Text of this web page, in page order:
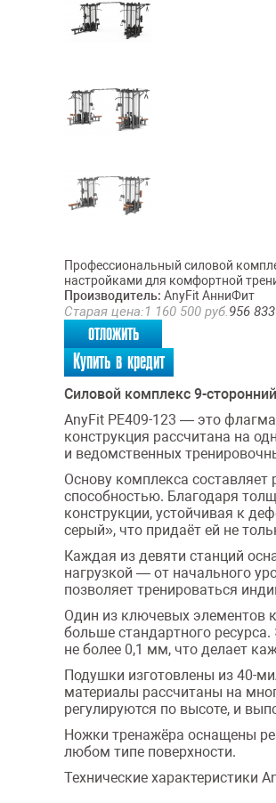
Профессиональный силовой
настройками для комфортной
Производитель: AnyFit АнниФит
Старая цена:1 160 500 руб.956 833
отложить
Купить в кредит
Силовой комплекс 9-
AnyFit PE409-123 — это
конструкция рассчитана на
и ведомственных
Основу комплекса
способностью. Благодаря
конструкции, устойчивая к
серый», что придаёт ей не
Каждая из девяти станций
нагрузкой — от начального
позволяет тренироваться
Один из ключевых элементов
больше стандартного
не более 0,1 мм, что делает
Подушки изготовлены из 40-
материалы рассчитаны на
регулируются по высоте, и
Ножки тренажёра оснащены
любом типе поверхности.
Технические характеристики